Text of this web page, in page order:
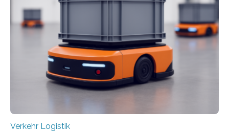
durch. Wie diese angenommen werden und was sie
bewirken, haben Forscher*innen der Frankfurt University
of Applied Sciences (Frankfurt UAS) untersucht und
ziehen insgesamt eine positive Bilanz. Gemeinsam mit
Vertreter*innen der Stadt Frankfurt stellten sie am 15.
Mai 2025…
Verkehr Logistik